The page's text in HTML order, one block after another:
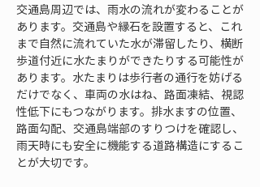
交通島周辺では、雨水の流れが変わることが
あります。交通島や縁石を設置すると、これ
まで自然に流れていた水が滞留したり、横断
歩道付近に水たまりができたりする可能性が
あります。水たまりは歩行者の通行を妨げる
だけでなく、車両の水はね、路面凍結、視認
性低下にもつながります。排水ますの位置、
路面勾配、交通島端部のすりつけを確認し、
雨天時にも安全に機能する道路構造にするこ
とが大切です。